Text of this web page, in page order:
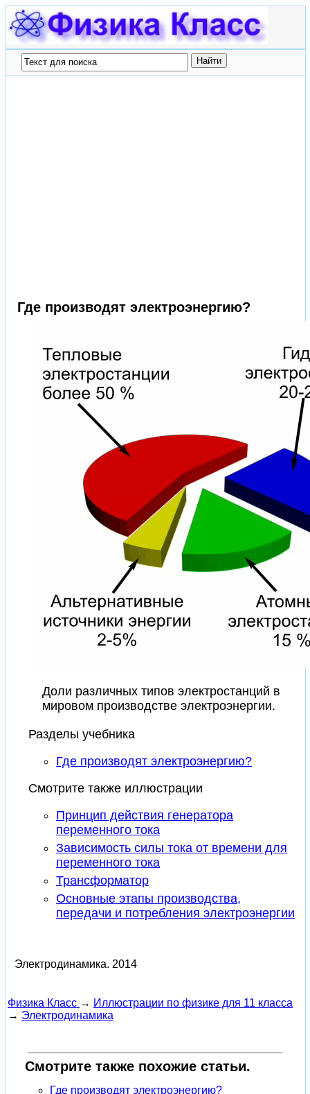
Где производят электроэнергию?
Доли различных типов электростанций в
мировом производстве электроэнергии.
Разделы учебника
Где производят электроэнергию?
Смотрите также иллюстрации
Принцип действия генератора
переменного тока
Зависимость силы тока от времени для
переменного тока
Трансформатор
Основные этапы производства,
передачи и потребления электроэнергии
Электродинамика. 2014
Физика Класс → Иллюстрации по физике для 11 класса
→ Электродинамика
Смотрите также похожие статьи.
Где производят электроэнергию?